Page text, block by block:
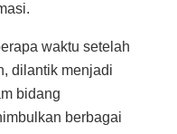
waktu setelah
dilantik menjadi
bidang
berbagai